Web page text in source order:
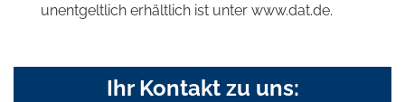
unentgeltlich erhältlich ist unter www.dat.de.
Ihr Kontakt zu uns: